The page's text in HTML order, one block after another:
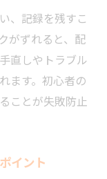
、記録を残すこ
がずれると、配
直しやトラブル
ます。初心者の
ことが失敗防止
イント